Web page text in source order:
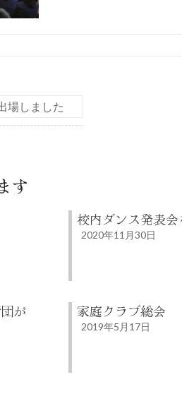
場しました
す
校内ダンス発表
2020年11月30日
が
家庭クラブ総会
2019年5月17日